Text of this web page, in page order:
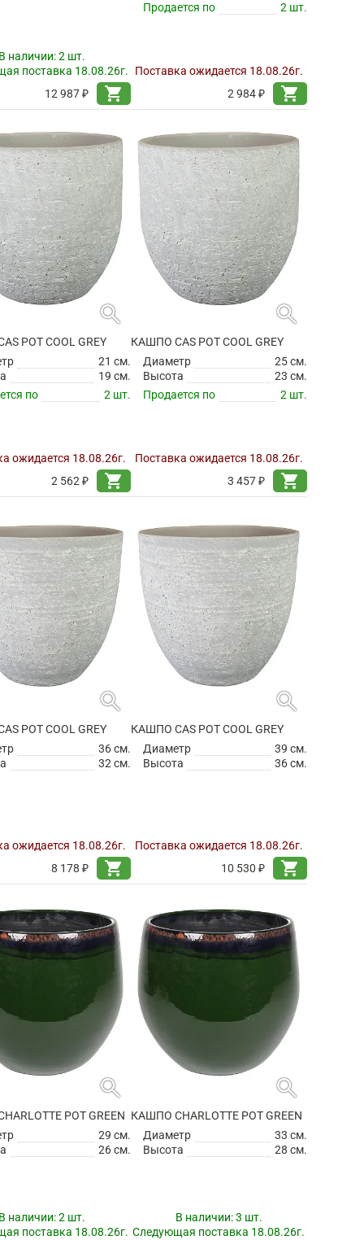
наличии:2 шт.
поставка 18.08.26г.
12 987 ₽
shopping_cart
Продается по
2 шт.
Поставка ожидается 18.08.26г.
2 984 ₽
shopping_cart
search
POT COOL GREY
21 см.
19 см.
по
2 шт.
ожидается 18.08.26г.
2 562 ₽
shopping_cart
search
КАШПО CAS POT COOL GREY
Диаметр
25 см.
Высота
23 см.
Продается по
2 шт.
Поставка ожидается 18.08.26г.
3 457 ₽
shopping_cart
search
POT COOL GREY
36 см.
32 см.
ожидается 18.08.26г.
8 178 ₽
shopping_cart
search
КАШПО CAS POT COOL GREY
Диаметр
39 см.
Высота
36 см.
Поставка ожидается 18.08.26г.
10 530 ₽
shopping_cart
search
POT GREEN
29 см.
26 см.
наличии:2 шт.
поставка 18.08.26г.
search
КАШПО CHARLOTTE POT GREEN
Диаметр
33 см.
Высота
28 см.
В наличии:3 шт.
Следующая поставка 18.08.26г.